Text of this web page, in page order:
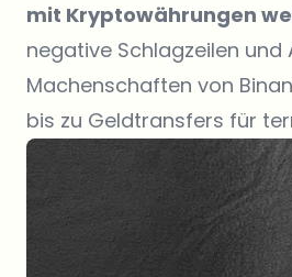
mit Kryptowährungen
negative Schlagzeilen
Machenschaften von
bis zu Geldtransfers für